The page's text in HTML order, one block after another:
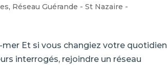
, Réseau Guérande - St Nazaire -
Et si vous changiez votre quotidien
interrogés, rejoindre un réseau